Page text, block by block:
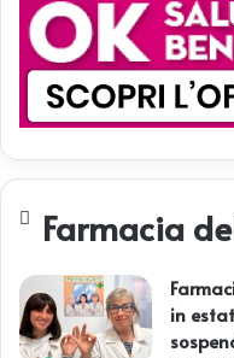
Farmacia
in